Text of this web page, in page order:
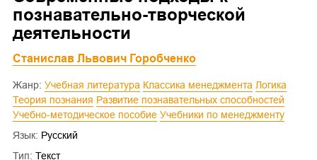
познавательно-творческой
деятельности
Станислав Львович Горобченко
Жанр: Учебная литература Классика менеджмента
Логика
Теория познания
Развитие познавательных способностей
Учебно-методическое пособие
Учебники по менеджменту
Язык: Русский
Тип: Текст